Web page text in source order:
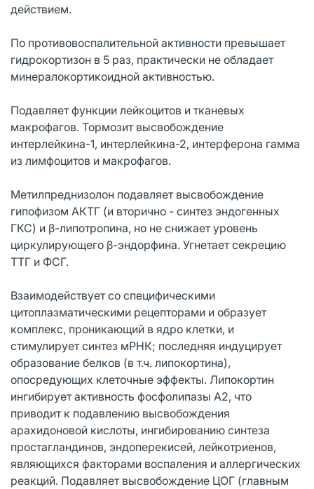
действием.
По противовоспалительной активности превышает
гидрокортизон в 5 раз, практически не обладает
минералокортикоидной активностью.
Подавляет функции лейкоцитов и тканевых
макрофагов. Тормозит высвобождение
интерлейкина-1, интерлейкина-2, интерферона гамма
из лимфоцитов и макрофагов.
Метилпреднизолон подавляет высвобождение
гипофизом АКТГ (и вторично - синтез эндогенных
ГКС) и β-липотропина, но не снижает уровень
циркулирующего β-эндорфина. Угнетает секрецию
ТТГ и ФСГ.
Взаимодействует со специфическими
цитоплазматическими рецепторами и образует
комплекс, проникающий в ядро клетки, и
стимулирует синтез мРНК; последняя индуцирует
образование белков (в т.ч. липокортина),
опосредующих клеточные эффекты. Липокортин
ингибирует активность фосфолипазы А2, что
приводит к подавлению высвобождения
арахидоновой кислоты, ингибированию синтеза
простагландинов, эндоперекисей, лейкотриенов,
являющихся факторами воспаления и аллергических
реакций. Подавляет высвобождение ЦОГ (главным